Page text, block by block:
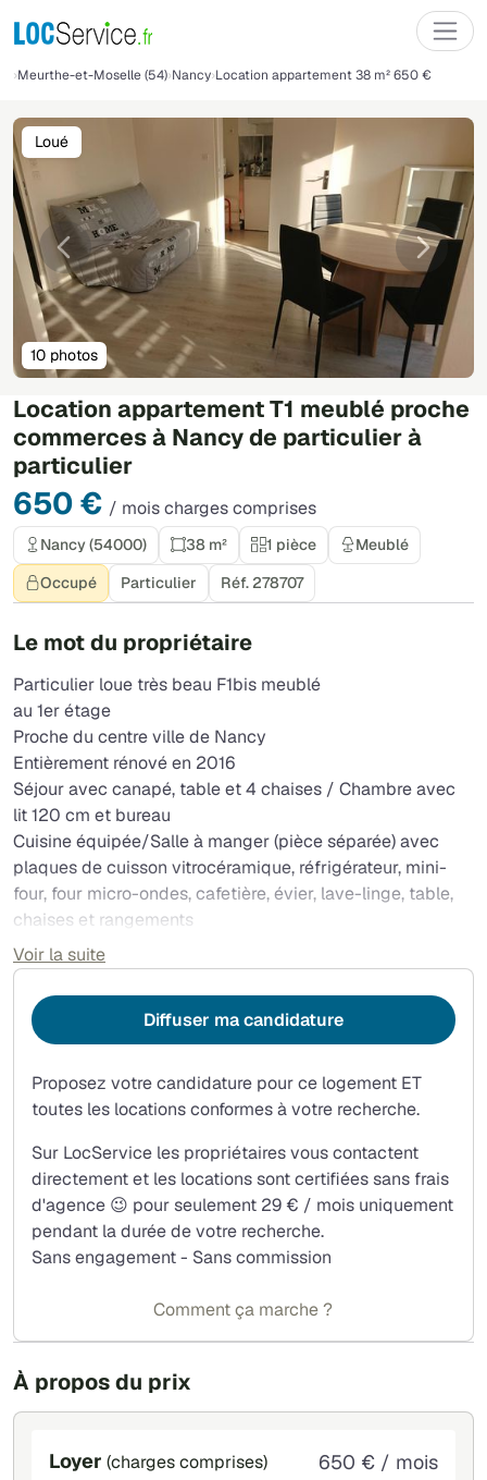
Meurthe-et-Moselle (54) Nancy Location appartement 38 m² 650 €
Location appartement T1 meublé proche
commerces à Nancy de particulier à
particulier
650 € / mois charges comprises
Précédente
10 photos
Loué
Nancy (54000) 38 m² 1 pièce
Meublé
Occupé
Particulier Réf. 278707
Le mot du propriétaire
Particulier loue très beau F1bis meublé
au 1er étage
Proche du centre ville de Nancy
Entièrement rénové en 2016
Séjour avec canapé, table et 4 chaises / Chambre avec
lit 120 cm et bureau
Cuisine équipée/Salle à manger (pièce séparée) avec
plaques de cuisson vitrocéramique, réfrigérateur, mini-
four, four micro-ondes, cafetière, évier, lave-linge, table,
chaises et rangements
Salle de bains équipée
WC
Entrée
Nombreux placards de rangement dans l'entrée et dans
la chambre
Place de parking incluse dans l'espace fermé de la
résidence
chaude
Voir la suite
À propos du prix
Loyer (charges comprises) 650 € / mois
Proposez votre candidature pour ce logement ET
toutes les locations conformes à votre recherche.
Sur LocService les propriétaires vous contactent
directement et les locations sont certifiées sans frais
d'agence 😉 pour seulement 29 € / mois uniquement
pendant la durée de votre recherche.
Sans engagement - Sans commission
Diffuser ma candidature
Comment ça marche ?